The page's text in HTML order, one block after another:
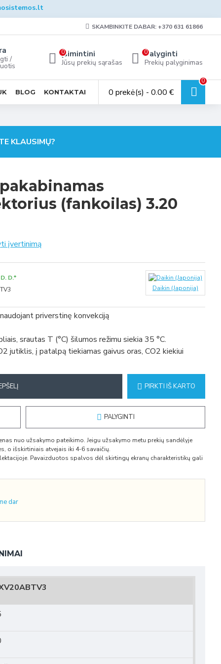
SKAMBINKITE DABAR: +370 631 61866
/
Įsimintini
Jūsų prekių sąrašas
0 Palyginti
Prekių palyginimas
0
BLOG KONTAKTAI 0 prekė(s) - 0.00 €
0
KLAUSIMŲ?
(fankoilas) 3.20
įvertinimą
D.*
Daikin (Japonija)
priverstinę konvekciją
srautas T (°C) šilumos režimu siekia 35 °C.
jutiklis, į patalpą tiekiamas gaivus oras, CO2 kiekiui
PIRKTI IŠ KARTO
PALYGINTI
dar
nuo užsakymo pateikimo. Jeigu užsakymo metu prekių sandėlyje
o išskirtiniais atvejais iki 4-6 savaičių.
Pavaizduotos spalvos dėl skirtingų ekranų charakteristikų gali